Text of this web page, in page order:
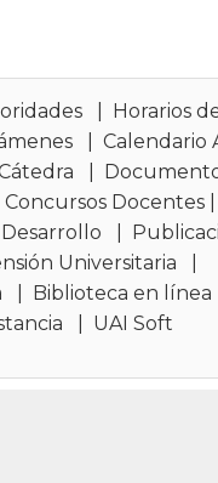
Horarios
|Calendario
Concursos Docentes
Universitaria
Biblioteca en línea
UAI Soft